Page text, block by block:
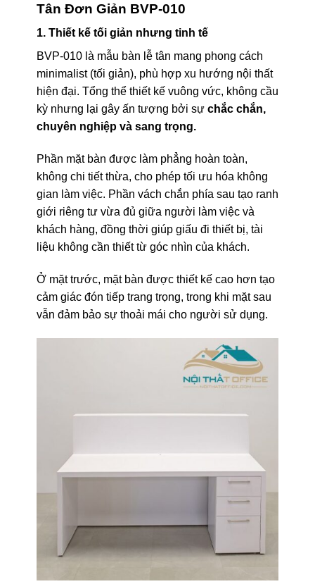
Tân Đơn Giản BVP-010
1. Thiết kế tối giản nhưng tinh tế
BVP-010 là mẫu bàn lễ tân mang phong cách
minimalist (tối giản), phù hợp xu hướng nội thất
hiện đại. Tổng thể thiết kế vuông vức, không cầu
kỳ nhưng lại gây ấn tượng bởi sự chắc chắn,
chuyên nghiệp và sang trọng.
Phần mặt bàn được làm phẳng hoàn toàn,
không chi tiết thừa, cho phép tối ưu hóa không
gian làm việc. Phần vách chắn phía sau tạo ranh
giới riêng tư vừa đủ giữa người làm việc và
khách hàng, đồng thời giúp giấu đi thiết bị, tài
liệu không cần thiết từ góc nhìn của khách.
Ở mặt trước, mặt bàn được thiết kế cao hơn tạo
cảm giác đón tiếp trang trọng, trong khi mặt sau
vẫn đảm bảo sự thoải mái cho người sử dụng.